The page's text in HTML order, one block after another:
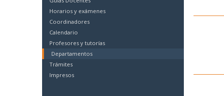
Horarios y exámenes
Coordinadores
Calendario
Profesores y tutorías
Departamentos
Trámites
Impresos